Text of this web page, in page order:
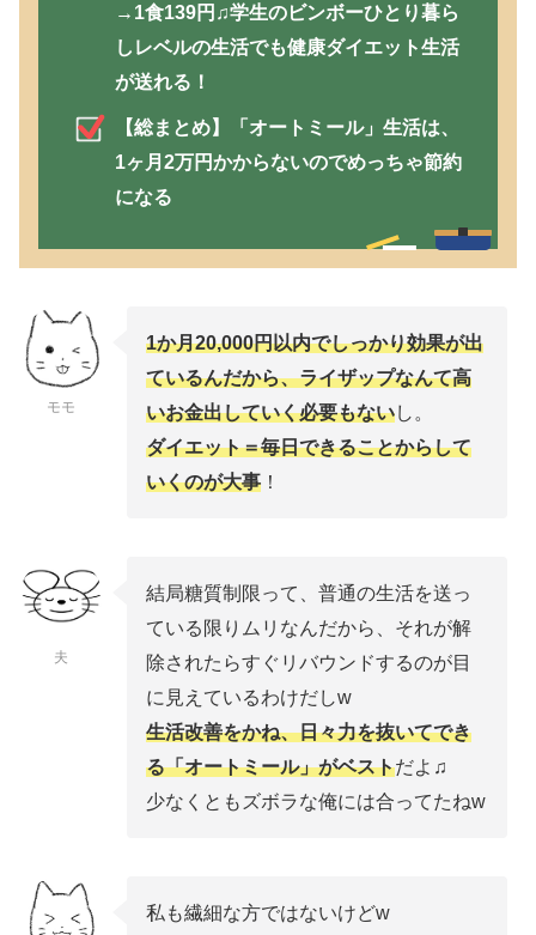
→1食139円♫学生のビンボーひとり暮ら
しレベルの生活でも健康ダイエット生活
が送れる！
【総まとめ】「オートミール」生活は、
1ヶ月2万円かからないのでめっちゃ節約
になる
モモ
1か月20,000円以内でしっかり効果が出
ているんだから、ライザップなんて高
いお金出していく必要もないし。
ダイエット＝毎日できることからして
いくのが大事 ！
夫
結局糖質制限って、普通の生活を送っ
ている限りムリなんだから、それが解
除されたらすぐリバウンドするのが目
に見えているわけだしw
生活改善をかね、日々力を抜いてでき
る「オートミール」がベストだよ♫
少なくともズボラな俺には合ってたねw
私も繊細な方ではないけどw